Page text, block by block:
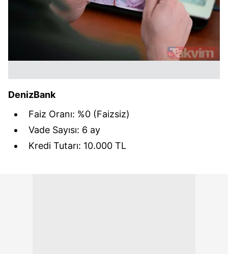
DenizBank
Faiz Oranı: %0 (Faizsiz)
Vade Sayısı: 6 ay
Kredi Tutarı: 10.000 TL